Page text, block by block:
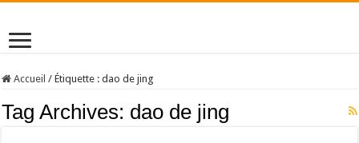
Accueil / Étiquette :dao de jing
Tag Archives: dao de jing